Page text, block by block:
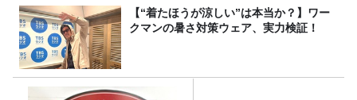
【“着たほうが涼しい”は本当か？】ワー
クマンの暑さ対策ウェア、実力検証！